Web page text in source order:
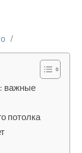
важные
потолка